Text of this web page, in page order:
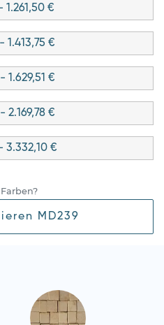
1.261,50 €
1.413,75 €
1.629,51 €
2.169,78 €
3.332,10 €
MD239